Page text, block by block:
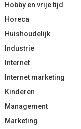
Hobby en vrije tijd
Horeca
Huishoudelijk
Industrie
Internet
Internet marketing
Kinderen
Management
Marketing